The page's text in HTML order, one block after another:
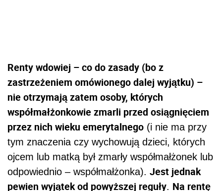
Renty wdowiej – co do zasady (bo z
zastrzeżeniem omówionego dalej wyjątku) –
nie otrzymają zatem osoby, których
współmałżonkowie zmarli przed osiągnięciem
przez nich wieku emerytalnego (i nie ma przy
tym znaczenia czy wychowują dzieci, których
ojcem lub matką był zmarły współmałżonek lub
odpowiednio – współmałżonka). Jest jednak
pewien wyjątek od powyższej reguły. Na rentę